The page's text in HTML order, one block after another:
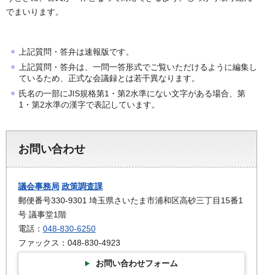
でまいります。
上記質問・答弁は速報版です。
上記質問・答弁は、一問一答形式でご覧いただけるように編集し
ているため、正式な会議録とは若干異なります。
氏名の一部にJIS規格第1・第2水準にない文字がある場合、第
1・第2水準の漢字で表記しています。
お問い合わせ
議会事務局 政策調査課
郵便番号330-9301 埼玉県さいたま市浦和区高砂三丁目15番1
号 議事堂1階
電話： 048-830-6250
ファックス：048-830-4923
お問い合わせフォーム